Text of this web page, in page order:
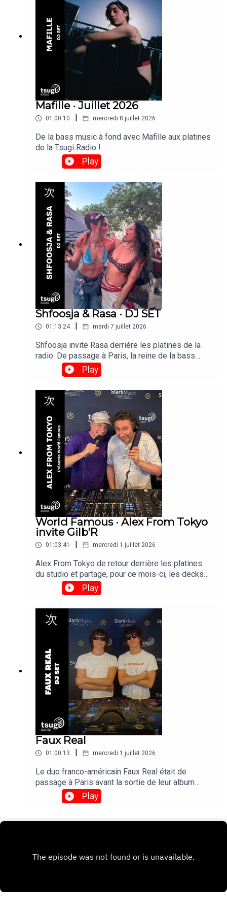
Mafille · Juillet 2026
01:00:10 | mercredi 8 juillet 2026
De la bass music à fond avec Mafille aux platines
de la Tsugi Radio !
Play
Shfoosja & Rasa · DJ SET
01:13:24 mardi 7 juillet 2026
Shfoosja invite Rasa derrière les platines de la
radio. De passage à Paris, la reine de la bass
music de Bangalore, s'impose comme l'une des
DJ indiennes les plus en vue à l'international.
Play
World Famous · Alex From Tokyo
invite Gilb'R
01:03:41 mercredi 1 juillet 2026
Alex From Tokyo de retour derrière les platines
du studio et partage, pour ce mois-ci, les decks
avec Gilb'r, DJ et fondateur du label Versatile.
Play
Faux Real
01:00:13 mercredi 1 juillet 2026
Le duo franco-américain Faux Real était de
passage à Paris avant la sortie de leur album
"Poison Time" le 4 septembre. On en a profité
pour les inviter pour un DJ set exclusif avant de
Play